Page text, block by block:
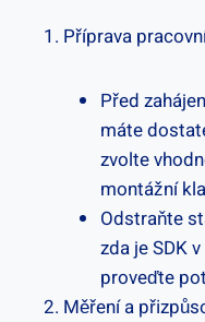
Příprava
Před
máte
zvolte
montážní
Odstraňte
zda je SDK
proveďte
Měření a